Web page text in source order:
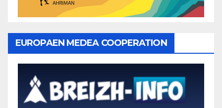
EUROPAEN MEDEA COOPERATION